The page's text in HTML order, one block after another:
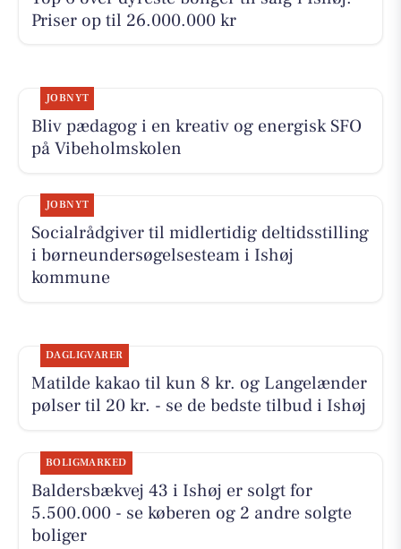
Priser op til 26.000.000 kr
JOBNYT
Bliv pædagog i en kreativ og energisk SFO
på Vibeholmskolen
JOBNYT
Socialrådgiver til midlertidig deltidsstilling
i børneundersøgelsesteam i Ishøj
kommune
DAGLIGVARER
Matilde kakao til kun 8 kr. og Langelænder
pølser til 20 kr. - se de bedste tilbud i Ishøj
BOLIGMARKED
Baldersbækvej 43 i Ishøj er solgt for
5.500.000 - se køberen og 2 andre solgte
boliger